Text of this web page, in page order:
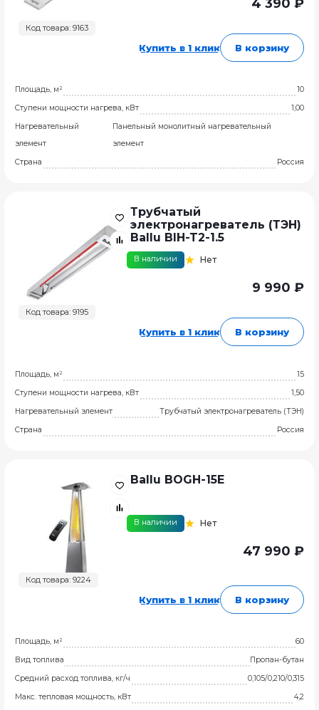
Код товара: 9163
4 390 ₽
Купить в 1 клик В корзину
Площадь, м²
10
Ступени мощности нагрева, кВт
1,00
Нагревательный
элемент
Панельный монолитный нагревательный
элемент
Страна
Россия
Код товара: 9195
Трубчатый
электронагреватель (ТЭН)
Ballu BIH-T2-1.5
В наличии Нет
9 990 ₽
Купить в 1 клик В корзину
Площадь, м²
15
Ступени мощности нагрева, кВт
1,50
Нагревательный элемент
Трубчатый электронагреватель (ТЭН)
Страна
Россия
Код товара: 9224
Ballu BOGH-15E
В наличии Нет
47 990 ₽
Купить в 1 клик В корзину
Площадь, м²
60
Вид топлива
Пропан-бутан
Средний расход топлива, кг/ч
0,105/0,210/0,315
Макс. тепловая мощность, кВт
4,2